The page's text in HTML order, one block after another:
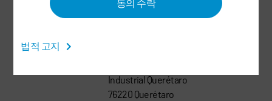
동의 수락
법적 고지
esaud.cruz@durrmex.com.mx
Industrial Querétaro
76220 Querétaro